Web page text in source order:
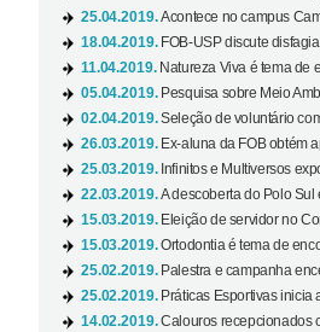
25.04.2019.Acontece no campus
18.04.2019. FOB-USP discute
11.04.2019. Natureza Viva é tema de
05.04.2019. Pesquisa sobre Meio
02.04.2019.Seleção de voluntário
26.03.2019. Ex-aluna da FOB obtém
25.03.2019. Infinitos e Multiversos
22.03.2019.A descoberta do Polo Sul
15.03.2019. Eleição de servidor no
15.03.2019.Ortodontia é tema de
25.02.2019. Palestra e campanha
25.02.2019. Práticas Esportivas inicia
14.02.2019.Calouros recepcionados